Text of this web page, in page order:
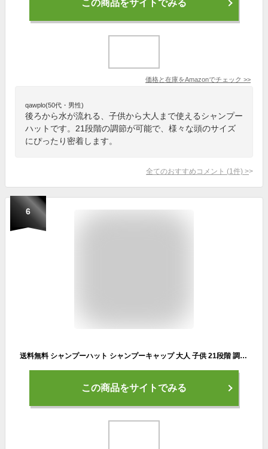
この商品をサイトでみる
価格と在庫をAmazonでチェック >>
qawplo(50代・男性)
後ろから水が流れる、子供から大人まで使えるシャンプー
ハットです。21段階の調節が可能で、様々な頭のサイズ
にぴったり密着します。
全てのおすすめコメント (1 件) >
6
送料無料 シャンプーハット シャンプーキャップ 大人 子供 21段階 調整 介護 幼児 シャワー お風呂グッズ お風呂用品 バスグッズ かわいい
この商品をサイトでみる